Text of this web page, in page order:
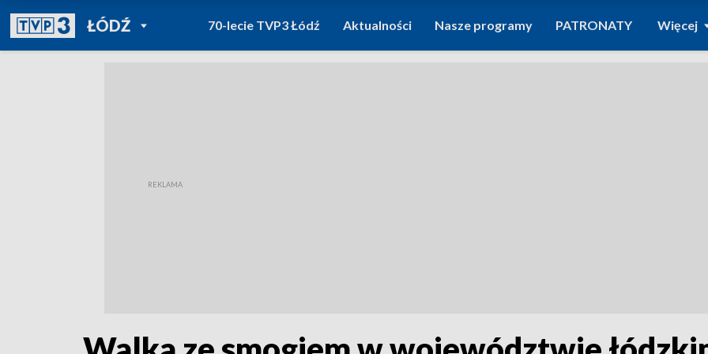
ŁÓDŹPOWRÓT DO
TVP REGIONY
70-lecie TVP3 Łódź Aktualności Nasze programy PATRONATY Więcej